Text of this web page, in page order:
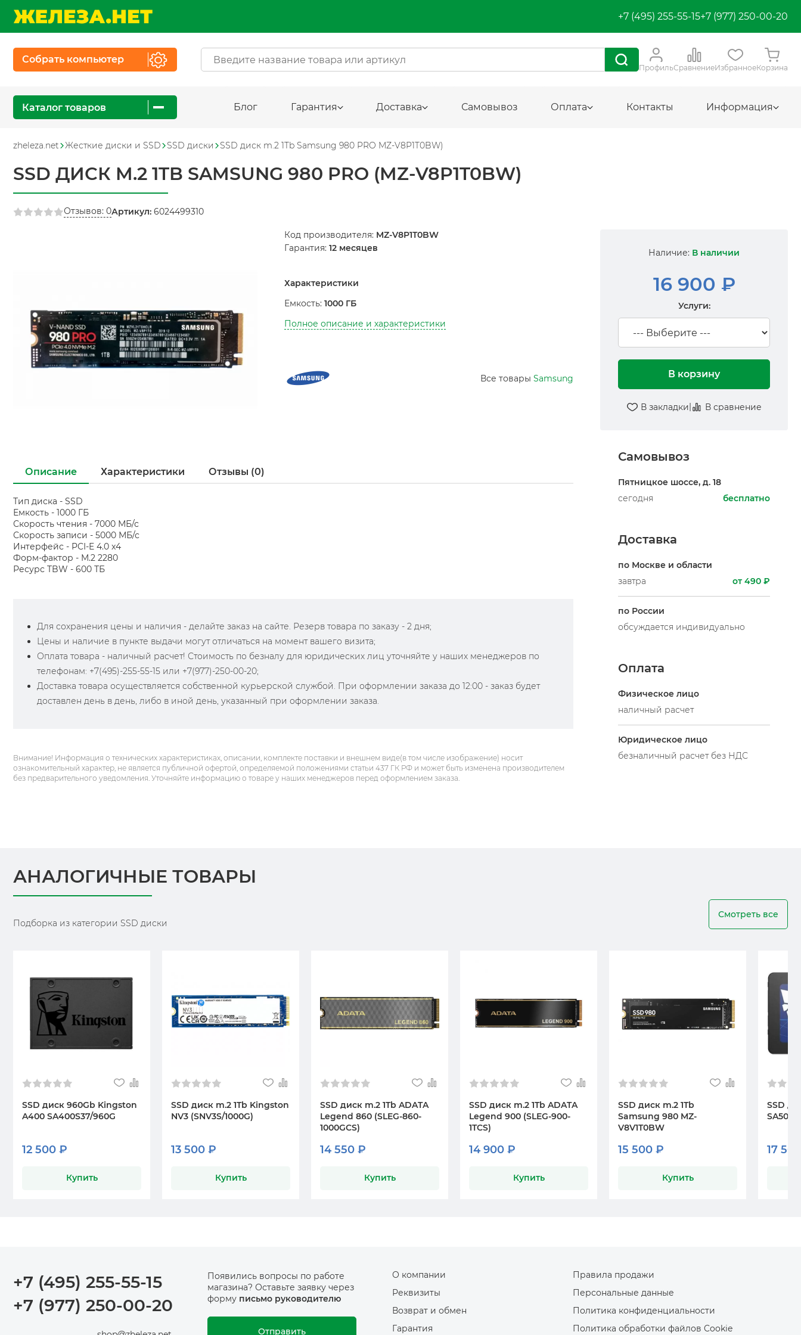
+7 (495) 255-55-15+7 (977) 250-00-20
Собрать компьютер
ПрофильСравнениеИзбранноеКорзина
Каталог товаров Блог Гарантия Доставка Самовывоз Оплата Контакты Информация
zheleza.net Жесткие диски и SSD SSD диски SSD диск m.2 1Tb Samsung 980 PRO MZ-V8P1T0BW)
SSD ДИСК M.2 1TB SAMSUNG 980 PRO (MZ-V8P1T0BW)
Отзывов: 0Артикул: 6024499310
Код производителя: MZ-V8P1T0BW
Гарантия: 12 месяцев
Характеристики
Емкость: 1000 ГБ
Полное описание и характеристики
Все товары Samsung
Наличие: В наличии
16 900 ₽
Услуги:
В корзину
В закладки| В сравнение
Самовывоз
Пятницкое шоссе, д. 18
сегодня
бесплатно
Доставка
по Москве и области
завтра
от 490 ₽
по России
обсуждается индивидуально
Оплата
Физическое лицо
наличный расчет
Юридическое лицо
безналичный расчет без НДС
Описание Характеристики Отзывы (0)
Тип диска - SSD
Емкость - 1000 ГБ
Скорость чтения - 7000 МБ/с
Скорость записи - 5000 МБ/с
Интерфейс - PCI-E 4.0 x4
Форм-фактор - M.2 2280
Ресурс TBW - 600 ТБ
Для сохранения цены и наличия - делайте заказ на сайте. Резерв товара по заказу - 2 дня;
Цены и наличие в пункте выдачи могут отличаться на момент вашего визита;
Оплата товара - наличный расчет! Стоимость по безналу для юридических лиц уточняйте у наших менеджеров по
телефонам: +7(495)-255-55-15 или +7(977)-250-00-20;
Доставка товара осуществляется собственной курьерской службой. При оформлении заказа до 12:00 - заказ будет
доставлен день в день, либо в иной день, указанный при оформлении заказа.
Внимание! Информация о технических характеристиках, описании, комплекте поставки и внешнем виде(в том числе изображение) носит
ознакомительный характер, не является публичной офертой, определяемой положениями статьи 437 ГК РФ и может быть изменена производителем
без предварительного уведомления. Уточняйте информацию о товаре у наших менеджеров перед оформлением заказа.
АНАЛОГИЧНЫЕ ТОВАРЫ
Подборка из категории SSD диски
Смотреть все
SSD диск 960Gb Kingston
A400 SA400S37/960G
12 500 ₽
Купить
SSD диск m.2 1Tb Kingston
NV3 (SNV3S/1000G)
13 500 ₽
Купить
SSD диск m.2 1Tb ADATA
Legend 860 (SLEG-860-
1000GCS)
14 550 ₽
Купить
SSD диск m.2 1Tb ADATA
Legend 900 (SLEG-900-
1TCS)
14 900 ₽
Купить
SSD диск m.2 1Tb
Samsung 980 MZ-
V8V1T0BW
15 500 ₽
Купить
SSD
SA500
17
+7 (495) 255-55-15
+7 (977) 250-00-20
Появились вопросы по работе
магазина? Оставьте заявку через
форму письмо руководителю
Отправить
О компании
Реквизиты
Возврат и обмен
Гарантия
Правила продажи
Персональные данные
Политика конфиденциальности
Политика обработки файлов Cookie